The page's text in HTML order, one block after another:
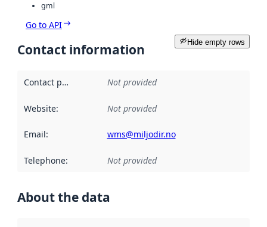
gml
Go to API
Hide empty rows
Contact information
Contact point Not provided
Website: Not provided
Email: wms@miljodir.no
Telephone: Not provided
About the data